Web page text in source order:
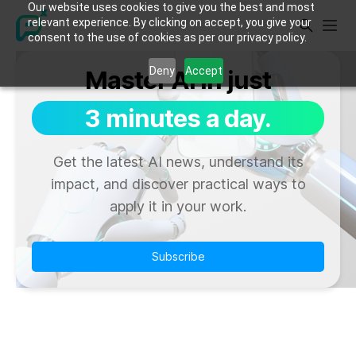
Our website uses cookies to give you the best and most
relevant experience. By clicking on accept, you give your
consent to the use of cookies as per our privacy policy.
Deny Accept
Master AI in just
3 minutes a day.
Get the latest AI news, understand its
impact, and discover practical ways to
apply it in your work.
Subscribe